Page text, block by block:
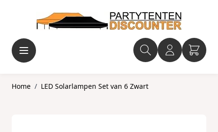
Home / LED Solarlampen Set van 6 Zwart